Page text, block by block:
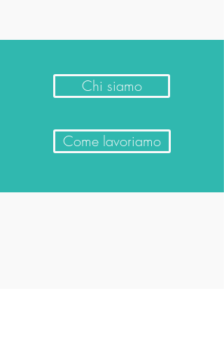
Chi siamo
Come lavoriamo